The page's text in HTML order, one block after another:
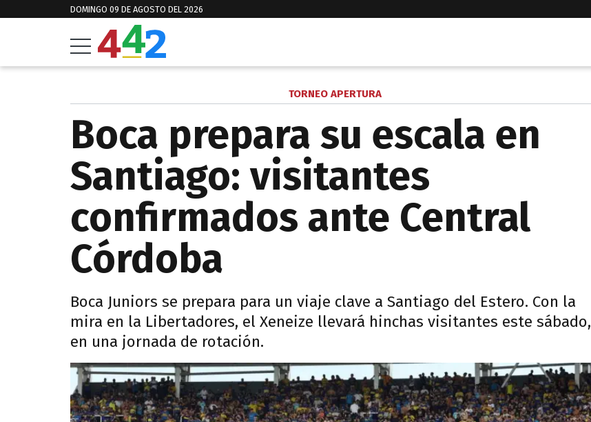
DOMINGO 09 DE AGOSTO DEL 2026
TORNEO APERTURA
Boca prepara su escala en
Santiago: visitantes
confirmados ante Central
Córdoba
Boca Juniors se prepara para un viaje clave a Santiago del Estero. Con la
mira en la Libertadores, el Xeneize llevará hinchas visitantes este sábado,
en una jornada de rotación.